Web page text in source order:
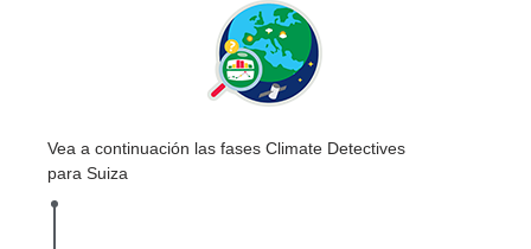
Vea a continuación las fases Climate Detectives
para Suiza